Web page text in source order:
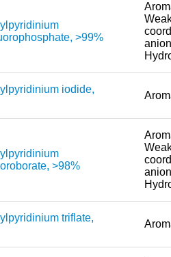
Additive
Analytik
>99%
iodide,
>98%
triflate,